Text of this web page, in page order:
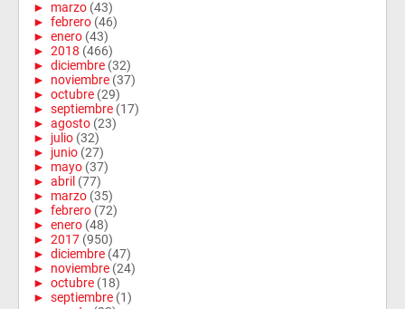
► marzo (43)
► febrero (46)
► enero (43)
► 2018 (466)
► diciembre (32)
► noviembre (37)
► octubre (29)
► septiembre (17)
► agosto (23)
► julio (32)
► junio (27)
► mayo (37)
► abril (77)
► marzo (35)
► febrero (72)
► enero (48)
► 2017 (950)
► diciembre (47)
► noviembre (24)
► octubre (18)
► septiembre (1)